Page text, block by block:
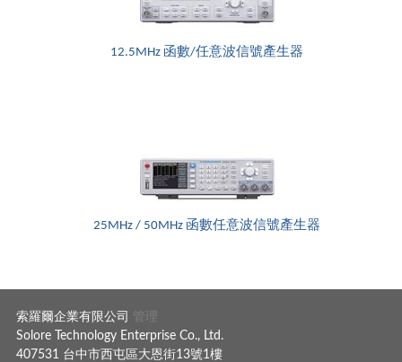
12.5MHz 函數/任意波信號產生器
25MHz / 50MHz 函數任意波信號產生器
索羅爾企業有限公司
管理
Solore Technology Enterprise Co., Ltd.
407531 台中市西屯區大恩街13號1樓